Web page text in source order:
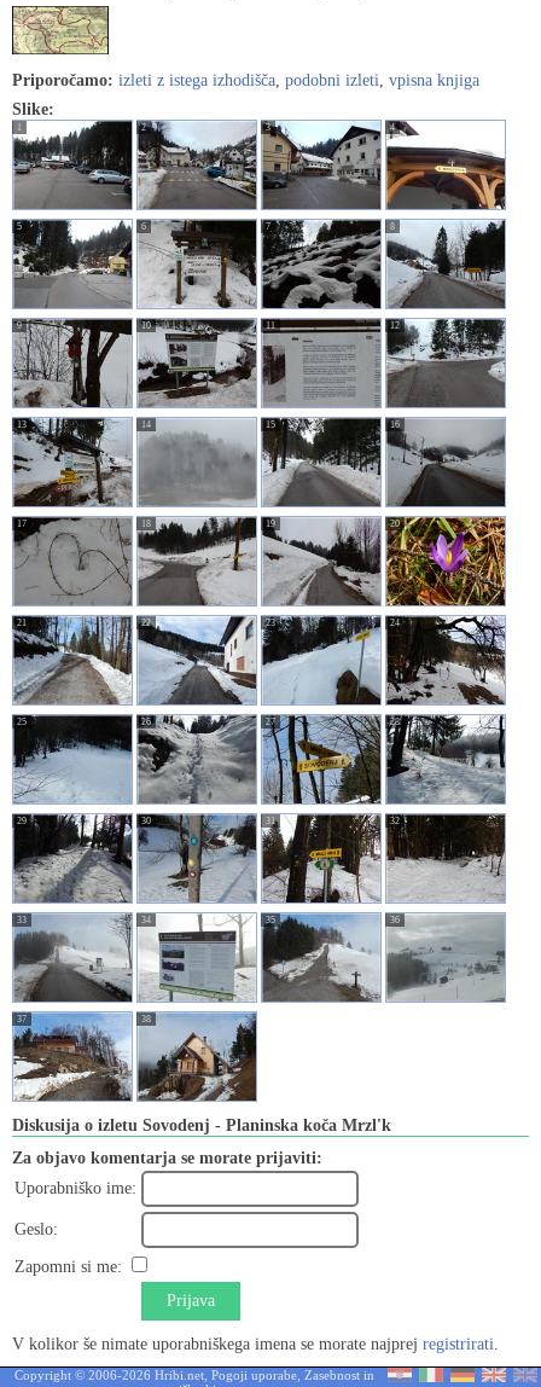
Priporočamo: izleti z istega izhodišča, podobni izleti, vpisna knjiga
Slike:
1 2 3 4
5 6 7 8
9 10 11 12
13 14 15 16
17 18 19 20
21 22 23 24
25 26 27 28
29 30 31 32
33 34 35 36
37 38
Diskusija o izletu Sovodenj - Planinska koča Mrzl'k
Za objavo komentarja se morate prijaviti:
Uporabniško ime:
Geslo:
Zapomni si me:
Prijava
V kolikor še nimate uporabniškega imena se morate najprej registrirati.
Copyright © 2006-2026 Hribi.net, Pogoji uporabe, Zasebnost in